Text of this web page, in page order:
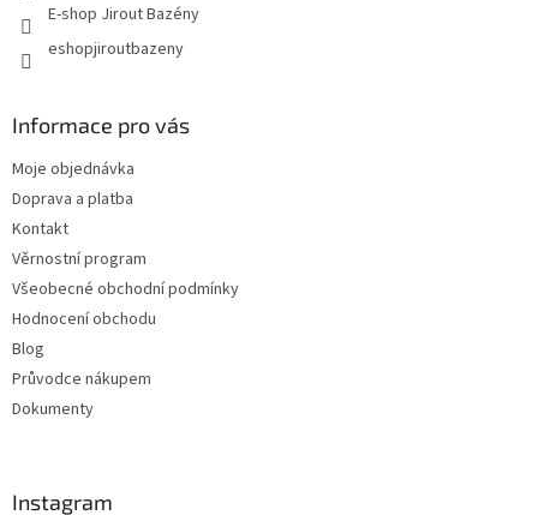
E-shop Jirout Bazény
eshopjiroutbazeny
Informace pro vás
Moje objednávka
Doprava a platba
Kontakt
Věrnostní program
Všeobecné obchodní podmínky
Hodnocení obchodu
Blog
Průvodce nákupem
Dokumenty
Instagram